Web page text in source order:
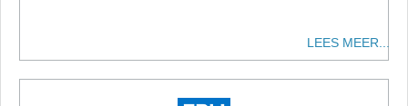
LEES MEER...